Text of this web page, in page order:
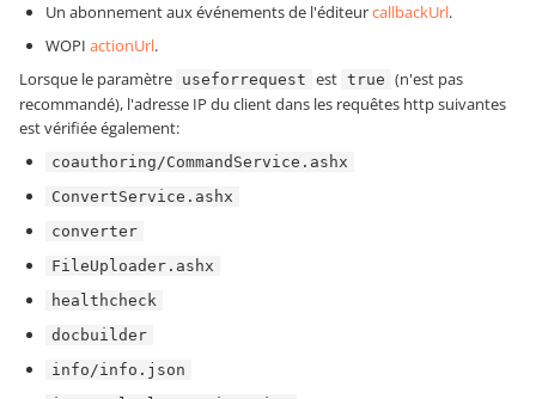
Un abonnement aux événements de l'éditeurcallbackUrl.
WOPI actionUrl.
Lorsque le paramètre useforrequest est true (n'est pas
recommandé), l'adresse IP du client dans les requêtes http suivantes
est vérifiée également:
coauthoring/CommandService.ashx
ConvertService.ashx
converter
FileUploader.ashx
healthcheck
docbuilder
info/info.json